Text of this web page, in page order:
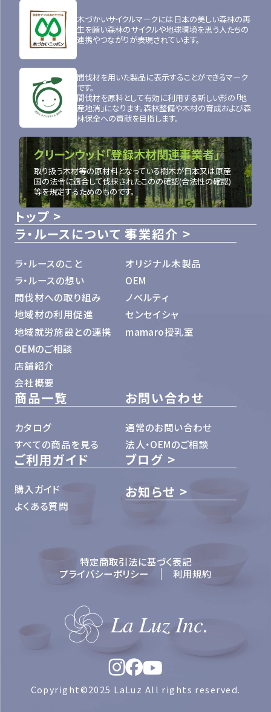
トップ
ラ・ルースについて
ラ・ルースのこと
ラ・ルースの想い
間伐材への取り組み
地域材の利用促進
地域就労施設との連携
OEMのご相談
店舗紹介
会社概要
事業紹介
オリジナル木製品
OEM
ノベルティ
センセイシャ
mamaro授乳室
商品一覧
カタログ
すべての商品を見る
お問い合わせ
通常のお問い合わせ
法人・OEMのご相談
ご利用ガイド
購入ガイド
よくある質問
ブログ
お知らせ
木づかいサイクルマークには日本の美しい森林の再
生を願い森林のサイクルや地球環境を思う人たちの
連携やつながりが表現されています。
間伐材を用いた製品に表示することができるマーク
です。
間伐材を原料として有効に利用する新しい形の「地
産地消」になります。森林整備や木材の育成および森
林保全への貢献を目指します。
クリーンウッド「登録木材関連事業者」
取り扱う木材等の原材料となっている樹木が日本又は原産
国の法令に適合して伐採されたこのの確認(合法性の確認)
等を規定するためのものです。
特定商取引法に基づく表記
プライバシーポリシー
利用規約
Copyright©2025 LaLuz All rights reserved.